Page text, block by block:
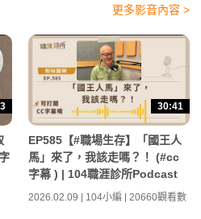
更多影音內容 >
30:41
EP585【#職場生存】「國王人
馬」來了，我該走嗎？！ (#cc
字幕 ) | 104職涯診所Podcast
2026.02.09 | 104小編 | 20660觀看數